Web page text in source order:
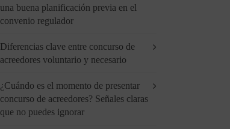
una buena planificación previa en el
convenio regulador
Diferencias clave entre concurso de
acreedores voluntario y necesario
¿Cuándo es el momento de presentar
concurso de acreedores? Señales claras
que no puedes ignorar